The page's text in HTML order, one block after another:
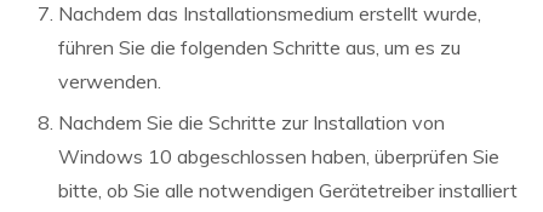
Nachdem das Installationsmedium erstellt wurde,
führen Sie die folgenden Schritte aus, um es zu
verwenden.
Nachdem Sie die Schritte zur Installation von
Windows 10 abgeschlossen haben, überprüfen Sie
bitte, ob Sie alle notwendigen Gerätetreiber installiert